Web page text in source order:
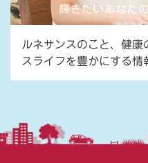
ルネサンスのこと、健
スライフを豊かにする情